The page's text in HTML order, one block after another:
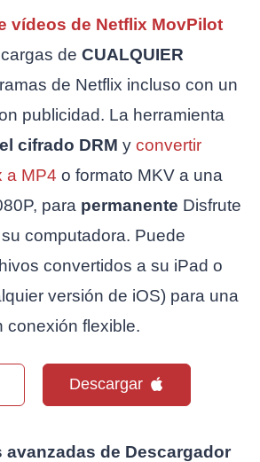
vídeos de Netflix MovPilot
de CUALQUIER
de Netflix incluso con un
publicidad. La herramienta
cifrado DRM y convertir
a MP4 o formato MKV a una
para permanente Disfrute
computadora. Puede
convertidos a su iPad o
versión de iOS) para una
conexión flexible.
Descargar
avanzadas de Descargador